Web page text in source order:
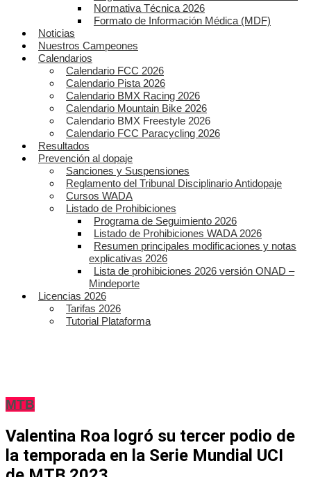
Normativa Técnica 2026
Formato de Información Médica (MDF)
Noticias
Nuestros Campeones
Calendarios
Calendario FCC 2026
Calendario Pista 2026
Calendario BMX Racing 2026
Calendario Mountain Bike 2026
Calendario BMX Freestyle 2026
Calendario FCC Paracycling 2026
Resultados
Prevención al dopaje
Sanciones y Suspensiones
Reglamento del Tribunal Disciplinario Antidopaje
Cursos WADA
Listado de Prohibiciones
Programa de Seguimiento 2026
Listado de Prohibiciones WADA 2026
Resumen principales modificaciones y notas
explicativas 2026
Lista de prohibiciones 2026 versión ONAD –
Mindeporte
Licencias 2026
Tarifas 2026
Tutorial Plataforma
MTB
Valentina Roa logró su tercer podio de
la temporada en la Serie Mundial UCI